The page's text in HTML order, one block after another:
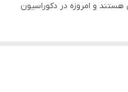
هستند و امروزه در دکوراسیون
نگرانی از افت کیفیت یا